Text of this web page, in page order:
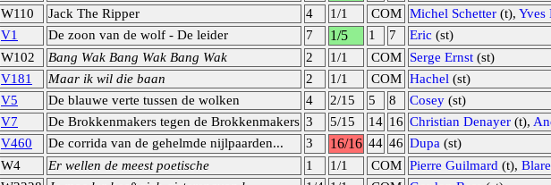
W110 Jack The Ripper 4 1/1 COM Michel Schetter (t), Yves
V1 De zoon van de wolf - De leider 7 1/5 1 7 Eric (st)
W102 Bang Wak Bang Wak Bang Wak 2 1/1 COM Serge Ernst (st)
V181 Maar ik wil die baan 2 1/1 COM Hachel (st)
V5 De blauwe verte tussen de wolken 4 2/15 5 8 Cosey (st)
V7 De Brokkenmakers tegen de Brokkenmakers 3 5/15 14 16 Christian Denayer (t),
V460 De corrida van de gehelmde nijlpaarden... 3 16/16 44 46 Dupa (st)
W4 Er wellen de meest poetische 1 1/1 COM Pierre Guilmard (t),